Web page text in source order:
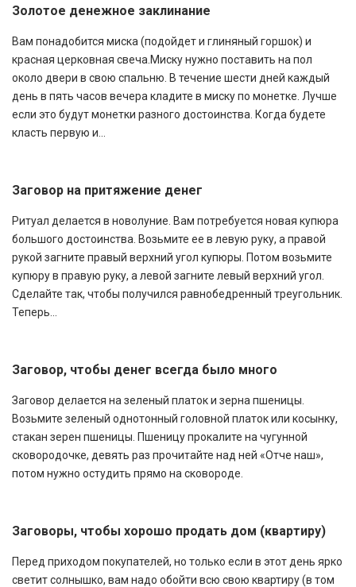
Золотое денежное заклинание
Вам понадобится миска (подойдет и глиняный горшок) и
красная церковная свеча.Миску нужно поставить на пол
около двери в свою спальню. В течение шести дней каждый
день в пять часов вечера кладите в миску по монетке. Лучше
если это будут монетки разного достоинства. Когда будете
класть первую и...
Заговор на притяжение денег
Ритуал делается в новолуние. Вам потребуется новая купюра
большого достоинства. Возьмите ее в левую руку, а правой
рукой загните правый верхний угол купюры. Потом возьмите
купюру в правую руку, а левой загните левый верхний угол.
Сделайте так, чтобы получился равнобедренный треугольник.
Теперь...
Заговор, чтобы денег всегда было много
Заговор делается на зеленый платок и зерна пшеницы.
Возьмите зеленый однотонный головной платок или косынку,
стакан зерен пшеницы. Пшеницу прокалите на чугунной
сковородочке, девять раз прочитайте над ней «Отче наш»,
потом нужно остудить прямо на сковороде.
Заговоры, чтобы хорошо продать дом (квартиру)
Перед приходом покупателей, но только если в этот день ярко
светит солнышко, вам надо обойти всю свою квартиру (в том